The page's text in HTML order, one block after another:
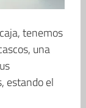
tenemos
una
estando el